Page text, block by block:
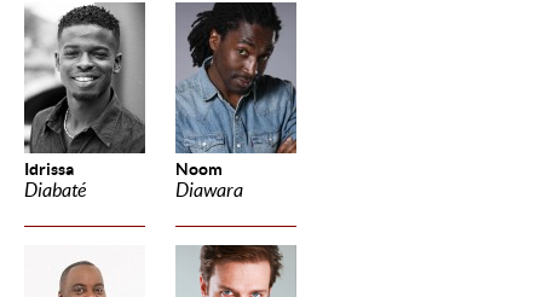
Idrissa
Diabaté
Noom
Diawara